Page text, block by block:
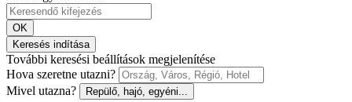
OK
Keresés indítása
További keresési beállítások megjelenítése
Hova szeretne utazni?
Mivel utazna?
Repülő, hajó, egyéni...